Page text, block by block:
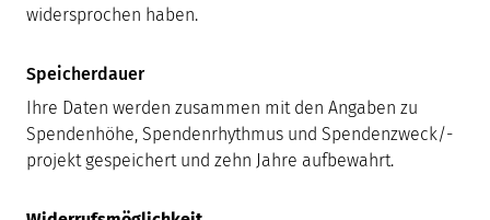
widersprochen haben.
Speicherdauer
Ihre Daten werden zusammen mit den Angaben zu
Spendenhöhe, Spendenrhythmus und Spendenzweck/-
projekt gespeichert und zehn Jahre aufbewahrt.